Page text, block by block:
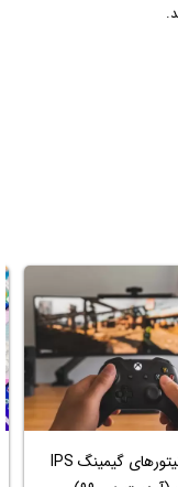
بهترین مانیتورهای گیمینگ IPS